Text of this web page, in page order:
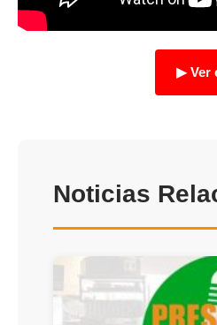
▶ Ver
Noticias